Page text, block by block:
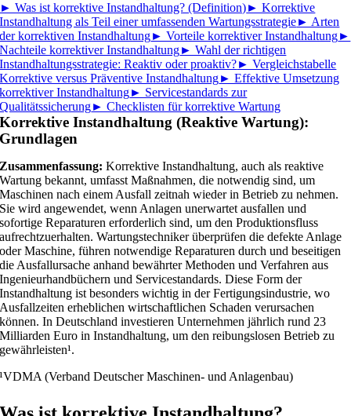
► Was ist korrektive Instandhaltung? (Definition)► Korrektive
Instandhaltung als Teil einer umfassenden Wartungsstrategie► Arten
der korrektiven Instandhaltung► Vorteile korrektiver Instandhaltung►
Nachteile korrektiver Instandhaltung► Wahl der richtigen
Instandhaltungsstrategie: Reaktiv oder proaktiv?► Vergleichstabelle
Korrektive versus Präventive Instandhaltung► Effektive Umsetzung
korrektiver Instandhaltung► Servicestandards zur
Qualitätssicherung► Checklisten für korrektive Wartung
Korrektive Instandhaltung (Reaktive Wartung):
Grundlagen
Zusammenfassung:Korrektive Instandhaltung, auch als reaktive
Wartung bekannt, umfasst Maßnahmen, die notwendig sind, um
Maschinen nach einem Ausfall zeitnah wieder in Betrieb zu nehmen.
Sie wird angewendet, wenn Anlagen unerwartet ausfallen und
sofortige Reparaturen erforderlich sind, um den Produktionsfluss
aufrechtzuerhalten.Wartungstechniker überprüfen die defekte Anlage
oder Maschine, führen notwendige Reparaturen durch und beseitigen
die Ausfallursache anhand bewährter Methoden und Verfahren aus
Ingenieurhandbüchern und Servicestandards.Diese Form der
Instandhaltung ist besonders wichtig in der Fertigungsindustrie, wo
Ausfallzeiten erheblichen wirtschaftlichen Schaden verursachen
können. In Deutschland investieren Unternehmen jährlich rund 23
Milliarden Euro in Instandhaltung, um den reibungslosen Betrieb zu
gewährleisten¹.
¹VDMA (Verband Deutscher Maschinen- und Anlagenbau)